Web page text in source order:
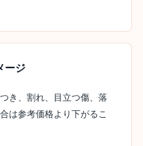
ージ
き、割れ、目立つ傷、落
は参考価格より下がるこ